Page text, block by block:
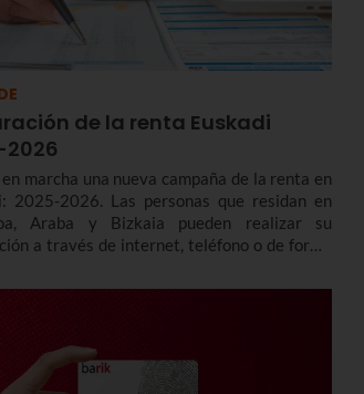
de la renta Euskadi
marcha una nueva campaña de la renta en
2025-2026. Las personas que residan en
Araba y Bizkaia pueden realizar su
a través de internet, teléfono o de forma
y principales deducciones.